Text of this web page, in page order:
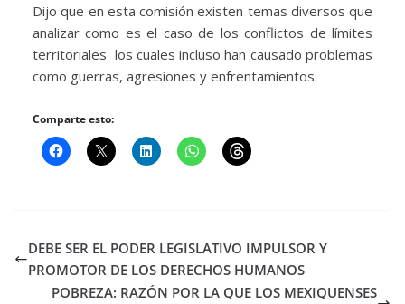
Dijo que en esta comisión existen temas diversos que
analizar como es el caso de los conflictos de límites
territoriales los cuales incluso han causado problemas
como guerras, agresiones y enfrentamientos.
Comparte esto:
DEBE SER EL PODER LEGISLATIVO IMPULSOR Y
PROMOTOR DE LOS DERECHOS HUMANOS
POBREZA: RAZÓN POR LA QUE LOS MEXIQUENSES